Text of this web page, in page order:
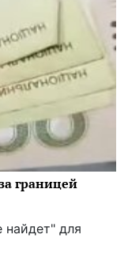
границей
найдет" для